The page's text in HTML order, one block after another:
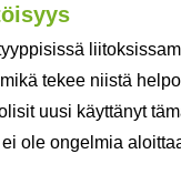
tekee niistä
uusi käyttänyt
ole ongelmia